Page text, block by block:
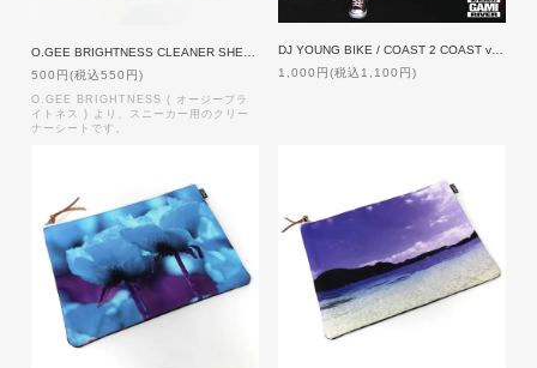
500円(税込550円)
O.GEE BRIGHTNESS ( オージーブラ
イトネス ) より、スニーカー用のクリー
ナーシートです。
1,000円(税込1,100円)